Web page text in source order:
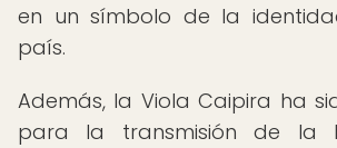
en un símbolo de la
país.
Además, la Viola Caipira ha
para la transmisión de la